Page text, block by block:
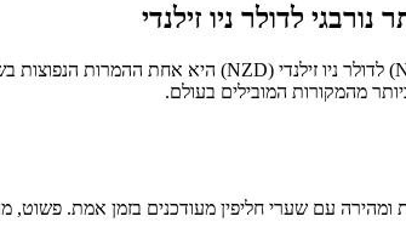
נורבגי לדולר ניו זילנדי
) לדולר ניו זילנדי (
NZD) היא אחת ההמרות הנפוצות
מהמקורות המובילים בעולם.
עם שערי חליפין מעודכנים בזמן אמת. פשוט,